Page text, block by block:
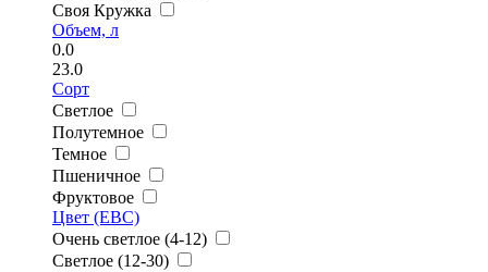
Своя Кружка
Объем, л
0.0
23.0
Сорт
Светлое
Полутемное
Темное
Пшеничное
Фруктовое
Цвет (EBC)
Очень светлое (4-12)
Светлое (12-30)